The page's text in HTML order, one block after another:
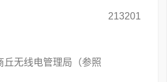
丘无线电管理局（参照
213201